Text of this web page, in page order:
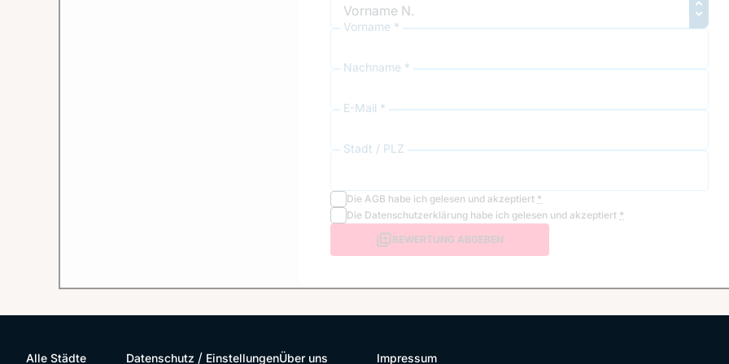
Vorname *
Nachname *
E-Mail *
Stadt / PLZ
Die AGB habe ich gelesen und akzeptiert *
Die Datenschutzerklärung habe ich gelesen und akzeptiert *
BEWERTUNG ABGEBEN
Alle Städte Datenschutz / EinstellungenÜber uns Impressum